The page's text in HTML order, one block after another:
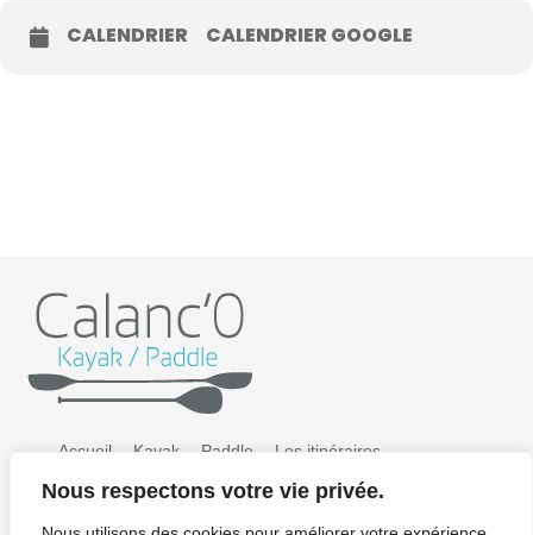
Nous respectons votre vie privée.
CALENDRIER CALENDRIER GOOGLE
Accueil Kayak Paddle Les itinéraires
Préparer sa sortie Tarifs Galerie photos